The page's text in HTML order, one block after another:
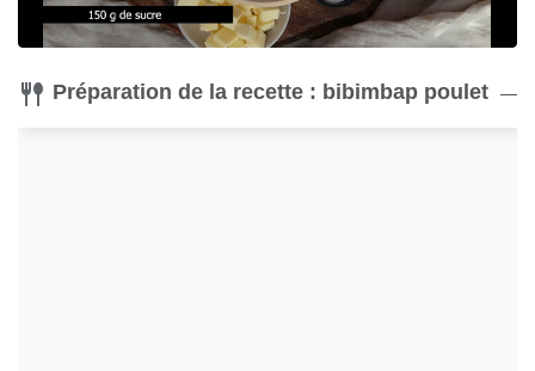
Préparation de la recette : bibimbap poulet